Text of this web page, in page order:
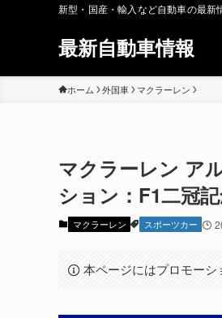
新型・国産・輸入など自動車の最新
最新自動車情報
ホーム 外国車 マクラーレン
マクラーレン ア
ション：F1二冠
マクラーレン スポーツカー
本ページにはプロモーシ